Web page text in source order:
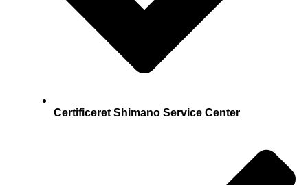
Certificeret Shimano Service Center